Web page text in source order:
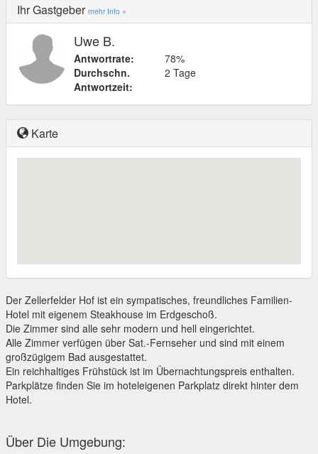
Ihr Gastgeber mehr Info »
Uwe B.
Antwortrate:
78%
Durchschn.
Antwortzeit:
2 Tage
Karte
Der Zellerfelder Hof ist ein sympatisches, freundliches Familien-
Hotel mit eigenem Steakhouse im Erdgeschoß.
Die Zimmer sind alle sehr modern und hell eingerichtet.
Alle Zimmer verfügen über Sat.-Fernseher und sind mit einem
großzügigem Bad ausgestattet.
Ein reichhaltiges Frühstück ist im Übernachtungspreis enthalten.
Parkplätze finden Sie im hoteleigenen Parkplatz direkt hinter dem
Hotel.
Über Die Umgebung: